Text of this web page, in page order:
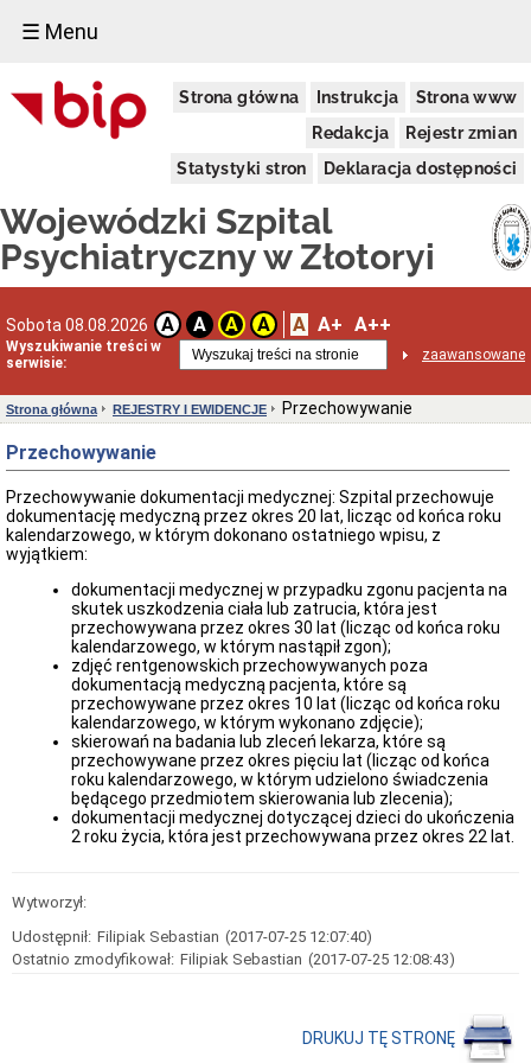
☰ Menu
Strona główna Instrukcja
Strona www
Redakcja
Rejestr zmian
Statystyki stron
Deklaracja dostępności
Wojewódzki Szpital
Psychiatryczny w Złotoryi
Sobota 08.08.2026 A A A A A A+ A++
Wyszukiwanie treści w
serwisie:
zaawansowane
PRZETARGI
Regulamin
udzielania
w
trybie
COVID-
19
Zamówień
Publicznych
Dostawy
Usługi
Roboty
budowlane
Zamówienia
z
Wolnej
Ręki
Zapytania
Deklaracja
dostępności
Deklaracja
dostępności
INFORMACJE
SZPITALU
teleadresowe
Dyrekcja
Szpitala
Poradnie
Szpitalne
Komórki
organizacyjne
Strona główna REJESTRY I EWIDENCJE Przechowywanie
Przechowywanie
Przechowywanie dokumentacji medycznej: Szpital przechowuje
dokumentację medyczną przez okres 20 lat, licząc od końca roku
kalendarzowego, w którym dokonano ostatniego wpisu, z
wyjątkiem:
dokumentacji medycznej w przypadku zgonu pacjenta na
skutek uszkodzenia ciała lub zatrucia, która jest
przechowywana przez okres 30 lat (licząc od końca roku
kalendarzowego, w którym nastąpił zgon);
zdjęć rentgenowskich przechowywanych poza
dokumentacją medyczną pacjenta, które są
przechowywane przez okres 10 lat (licząc od końca roku
kalendarzowego, w którym wykonano zdjęcie);
skierowań na badania lub zleceń lekarza, które są
przechowywane przez okres pięciu lat (licząc od końca
roku kalendarzowego, w którym udzielono świadczenia
będącego przedmiotem skierowania lub zlecenia);
dokumentacji medycznej dotyczącej dzieci do ukończenia
2 roku życia, która jest przechowywana przez okres 22 lat.
Wytworzył:
Udostępnił: Filipiak Sebastian (2017-07-25 12:07:40)
Ostatnio zmodyfikował: Filipiak Sebastian (2017-07-25 12:08:43)
DRUKUJ TĘ STRONĘ